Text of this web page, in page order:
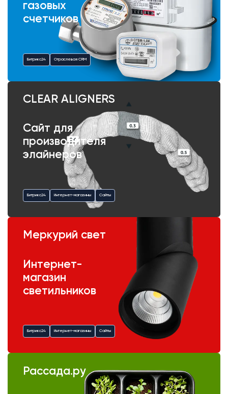
газовых
счетчиков
Битрикс24 Отраслевая CRM
CLEAR ALIGNERS
Сайт для
производителя
элайнеров
Битрикс24 Интернет-магазины Сайты
Меркурий свет
Интернет-
магазин
светильников
Битрикс24 Интернет-магазины Сайты
Рассада.ру